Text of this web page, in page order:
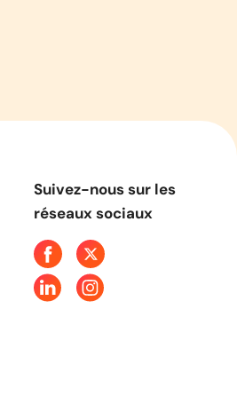
Suivez-nous sur les
réseaux sociaux